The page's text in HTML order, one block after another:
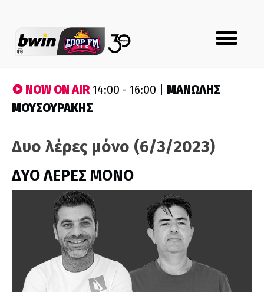
Toggle
navigation
NOW ON AIR14:00 - 16:00 | ΜΑΝΩΛΗΣ
ΜΟΥΣΟΥΡΑΚΗΣ
Δυο λέρες μόνο (6/3/2023)
ΔΥΟ ΛΕΡΕΣ ΜΟΝΟ